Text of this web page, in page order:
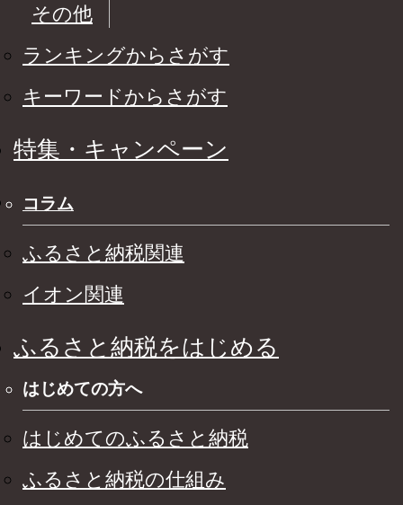
その他
ランキングからさがす
キーワードからさがす
特集・キャンペーン
コラム
ふるさと納税関連
イオン関連
ふるさと納税をはじめる
はじめての方へ
はじめてのふるさと納税
ふるさと納税の仕組み